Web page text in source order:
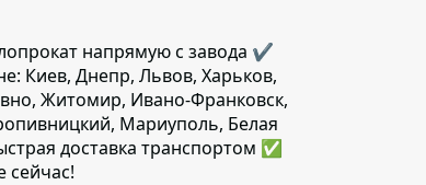
напрямую с завода ✔️
Киев, Днепр, Львов, Харьков,
Житомир, Ивано-Франковск,
Мариуполь, Белая
доставка транспортом ✅
сейчас!